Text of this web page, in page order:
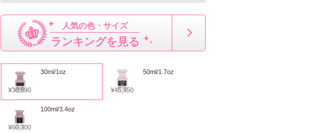
人気の色・サイズ
ランキングを見る
¥30,690
30ml/1oz
¥45,450
50ml/1.7oz
¥60,300
100ml/3.4oz